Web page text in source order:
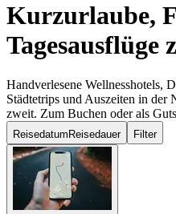
Kurzurlaube,
Tagesausflüge
Handverlesene Wellnesshotels,
Städtetrips und Auszeiten in der
zweit. Zum Buchen oder als
Reisedatum Reisedauer Filter